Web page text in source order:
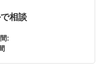
相談
: